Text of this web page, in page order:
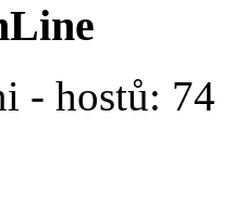
- hostů: 74